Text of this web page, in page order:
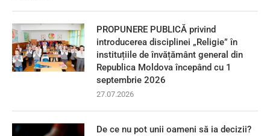
PROPUNERE PUBLICĂ privind
introducerea disciplinei „Religie” în
instituțiile de învățământ general din
Republica Moldova începând cu 1
septembrie 2026
27.07.2026
De ce nu pot unii oameni să ia decizii?